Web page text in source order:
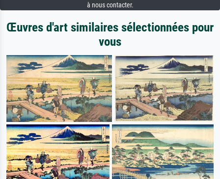
à nous contacter.
Œuvres d'art similaires sélectionnées pour
vous